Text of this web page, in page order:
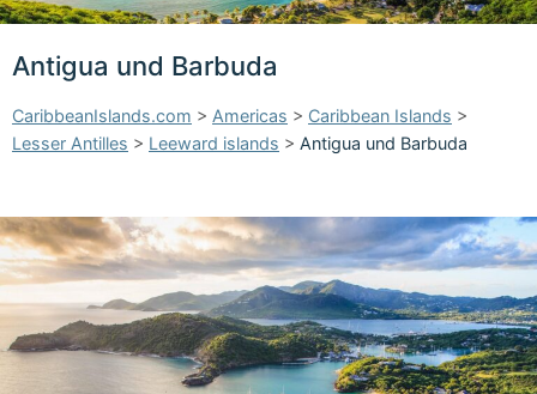
Antigua und Barbuda
CaribbeanIslands.com > Americas > Caribbean Islands >
Lesser Antilles > Leeward islands > Antigua und Barbuda